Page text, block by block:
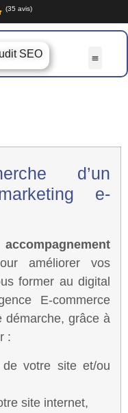
(35 avis)
SEO
d’un
e-
accompagnement
améliorer vos
former au digital
E-commerce
démarche, grâce à
:
votre site et/ou
site internet,